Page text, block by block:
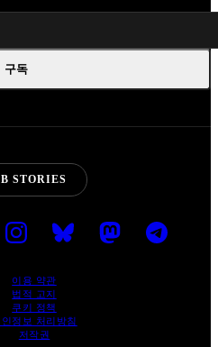
구독
STORIES
이용 약관
법적 고지
쿠키 정책
정보 처리방침
저작권